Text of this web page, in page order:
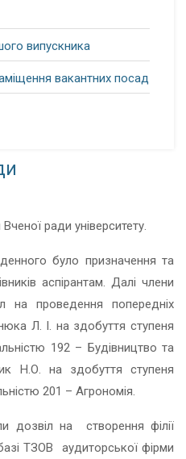
випускника
вакантних посад
ради університету.
було призначення та
аспірантам. Далі члени
на проведення попередніх
Л. І. на здобуття ступеня
192 – Будівництво та
Н.О. на здобуття ступеня
201 – Агрономія.
дозвіл на створення філії
ТЗОВ аудиторської фірми